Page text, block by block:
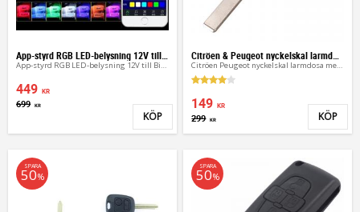
App-styrd RGB LED-belysning 12V till Bil & MC – 4-pack
449 KR
699 KR
Lägg till i favoriter
KÖP
Citröen Peugeot nyckelskal larmdosa med 3 knappar
149 KR
299 KR KÖP
SPARA
50%
SPARA
50%